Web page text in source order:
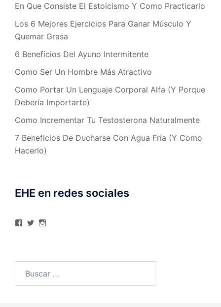
En Que Consiste El Estoicismo Y Como Practicarlo
Los 6 Mejores Ejercicios Para Ganar Músculo Y
Quemar Grasa
6 Beneficios Del Ayuno Intermitente
Como Ser Un Hombre Más Atractivo
Como Portar Un Lenguaje Corporal Alfa (Y Porque
Debería Importarte)
Como Incrementar Tu Testosterona Naturalmente
7 Beneficios De Ducharse Con Agua Fría (Y Como
Hacerlo)
EHE en redes sociales
Ver
Facebook
Ver
TwitterInstagram